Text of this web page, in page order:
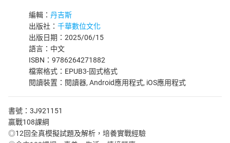
編輯： 丹吉斯
出版社： 千華數位文化
出版日期：2025/06/15
語言：中文
ISBN：9786264271882
檔案格式：EPUB3-固式格式
閱讀裝置：閱讀器, Android應用程式, iOS應用程式
書號：3J921151
贏戰108課綱
◎12回全真模擬試題及解析，培養實戰經驗